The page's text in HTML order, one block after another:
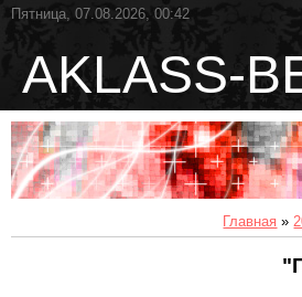
Пятница, 07.08.2026, 00:42
AKLASS-
Главная »